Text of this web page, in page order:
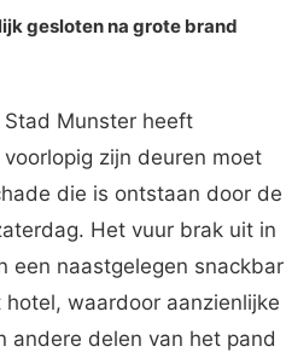
gesloten na grote brand
Stad Munster heeft
zijn deuren moet
die is ontstaan door de
Het vuur brak uit in
een naastgelegen snackbar
waardoor aanzienlijke
andere delen van het pand